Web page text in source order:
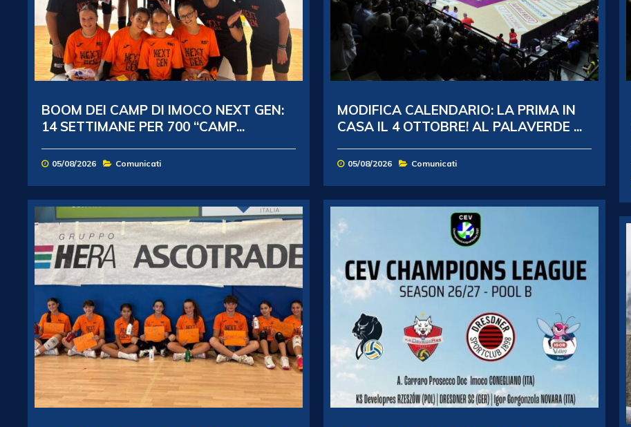
BOOM DEI CAMP DI IMOCO NEXT GEN:
14 SETTIMANE PER 700 “CAMP...
05/08/2026 Comunicati
MODIFICA CALENDARIO: LA PRIMA IN
CASA IL 4 OTTOBRE! AL PALAVERDE ...
05/08/2026 Comunicati